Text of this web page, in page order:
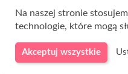
Łóżko sosnowe dla dziecka
160x80 MARINELLA
Na naszej stronie
technologie, które mogą
Akceptuj wszystkie